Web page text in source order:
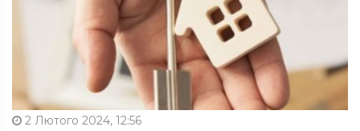
2 Лютого 2024, 12:56